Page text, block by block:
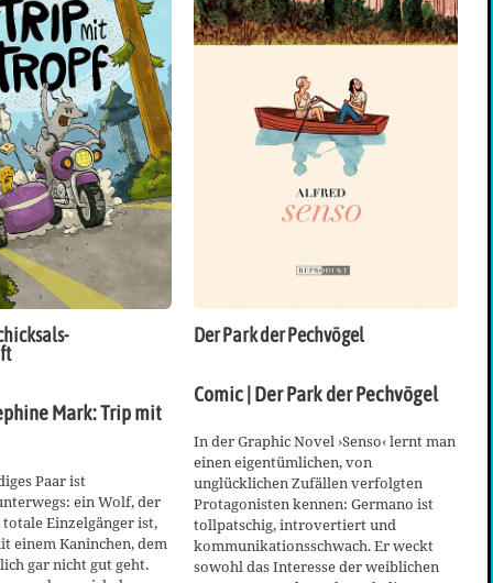
Mark: Trip mit
Paar ist
ein Wolf, der
Einzelgänger ist,
einem Kaninchen, dem
gar nicht gut geht.
Der Park der Pechvögel
Comic | Der Park der Pechvögel
In der Graphic Novel ›Senso‹ lernt man
einen eigentümlichen, von
unglücklichen Zufällen verfolgten
Protagonisten kennen: Germano ist
tollpatschig, introvertiert und
kommunikationsschwach. Er weckt
sowohl das Interesse der weiblichen